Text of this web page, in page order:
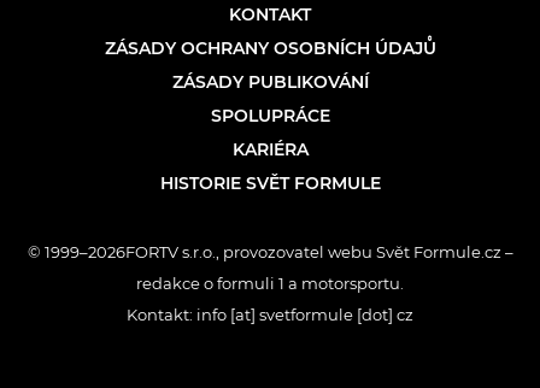
KONTAKT
ZÁSADY OCHRANY OSOBNÍCH ÚDAJŮ
ZÁSADY PUBLIKOVÁNÍ
SPOLUPRÁCE
KARIÉRA
HISTORIE SVĚT FORMULE
© 1999–2026FORTV s.r.o., provozovatel webu Svět Formule.cz –
redakce o formuli 1 a motorsportu.
Kontakt: info [at] svetformule [dot] cz